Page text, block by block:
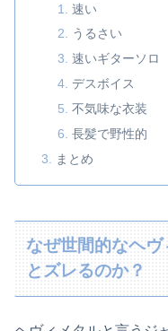
速い
うるさい
速いギターソロ
デスボイス
不気味な衣装
長髪で野性的
まとめ
なぜ世間的なヘ
とズレるのか？